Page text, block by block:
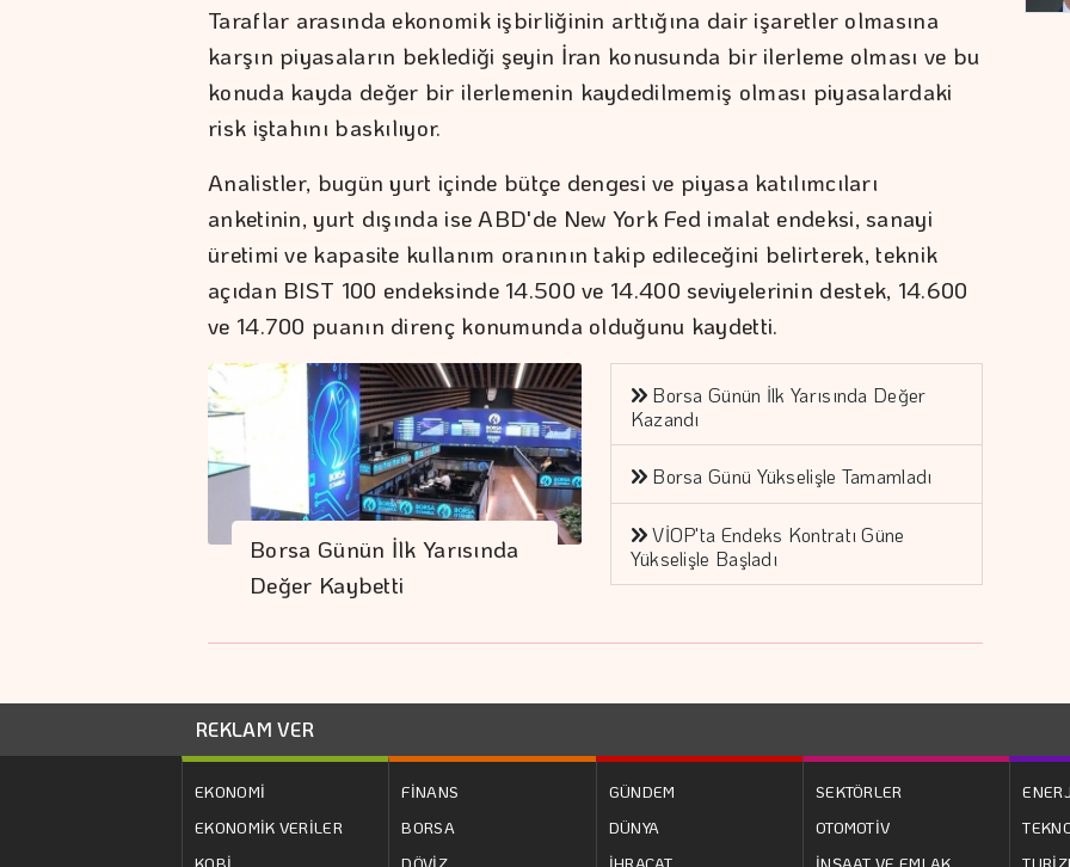
Taraflar arasında ekonomik işbirliğinin arttığına dair işaretler olmasına
karşın piyasaların beklediği şeyin İran konusunda bir ilerleme olması ve bu
konuda kayda değer bir ilerlemenin kaydedilmemiş olması piyasalardaki
risk iştahını baskılıyor.
Analistler, bugün yurt içinde bütçe dengesi ve piyasa katılımcıları
anketinin, yurt dışında ise ABD'de New York Fed imalat endeksi, sanayi
üretimi ve kapasite kullanım oranının takip edileceğini belirterek, teknik
açıdan BIST 100 endeksinde 14.500 ve 14.400 seviyelerinin destek, 14.600
ve 14.700 puanın direnç konumunda olduğunu kaydetti.
Borsa Günün İlk Yarısında
Değer Kaybetti
Borsa Günün İlk Yarısında Değer
Kazandı
Borsa Günü Yükselişle Tamamladı
VİOP'ta Endeks Kontratı Güne
Yükselişle Başladı
REKLAM VER
EKONOMİ
EKONOMİK VERİLER
KOBİ
FİNANS
BORSA
DÖVİZ
GÜNDEM
DÜNYA
İHRACAT
SEKTÖRLER
OTOMOTİV
İNŞAAT VE EMLAK